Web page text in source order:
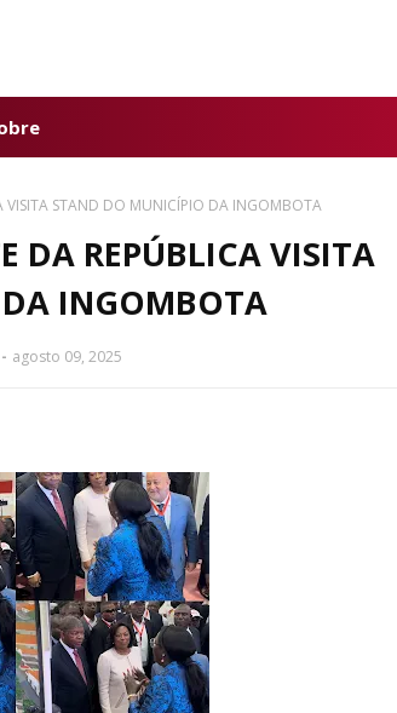
VISITA STAND DO MUNICÍPIO DA INGOMBOTA
DA REPÚBLICA VISITA
INGOMBOTA
agosto 09, 2025